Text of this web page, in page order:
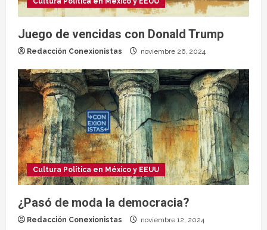
Juego de vencidas con Donald Trump
Redacción Conexionistas noviembre 26, 2024
Cultura Política en México y EEUU
¿Pasó de moda la democracia?
Redacción Conexionistas noviembre 12, 2024